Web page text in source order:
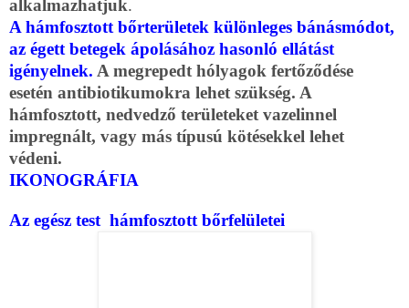
alkalmazhatjuk.
A hámfosztott bőrterületek különleges bánásmódot,
az égett betegek ápolásához hasonló ellátást
igényelnek. A megrepedt hólyagok fertőződése
esetén antibiotikumokra lehet szükség. A
hámfosztott, nedvedző területeket vazelinnel
impregnált, vagy más típusú kötésekkel lehet
védeni.
IKONOGRÁFIA
Az egész test hámfosztott bőrfelületei